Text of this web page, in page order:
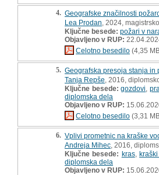
4. Geografske značilnosti
Lea Prodan , 2024,
Ključne besede: požari v
Objavljeno v RUP:
Celotno besedilo (4,35
5. Geografska presoja stanja in
Tanja Repše , 2016,
Ključne besede: gozdovi ,
diplomska dela
Objavljeno v RUP:
Celotno besedilo (3,31
6. Vplivi prometnic na kraške
Andreja Mihec , 2016,
Ključne besede: kras,
diplomska dela
Objavljeno v RUP: